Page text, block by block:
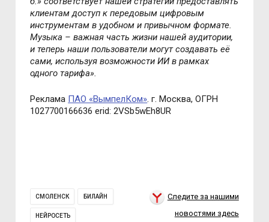
клиентам доступ к передовым цифровым
инструментам в удобном и привычном формате.
Музыка – важная часть жизни нашей аудитории,
и теперь наши пользователи могут создавать её
сами, используя возможности ИИ в рамках
одного тарифа».
Реклама ПАО «ВымпелКом». г. Москва, ОГРН
1027700166636 erid: 2VSb5wEh8UR
СМОЛЕНСК БИЛАЙН
НЕЙРОСЕТЬ
Следите за нашими
новостями здесь